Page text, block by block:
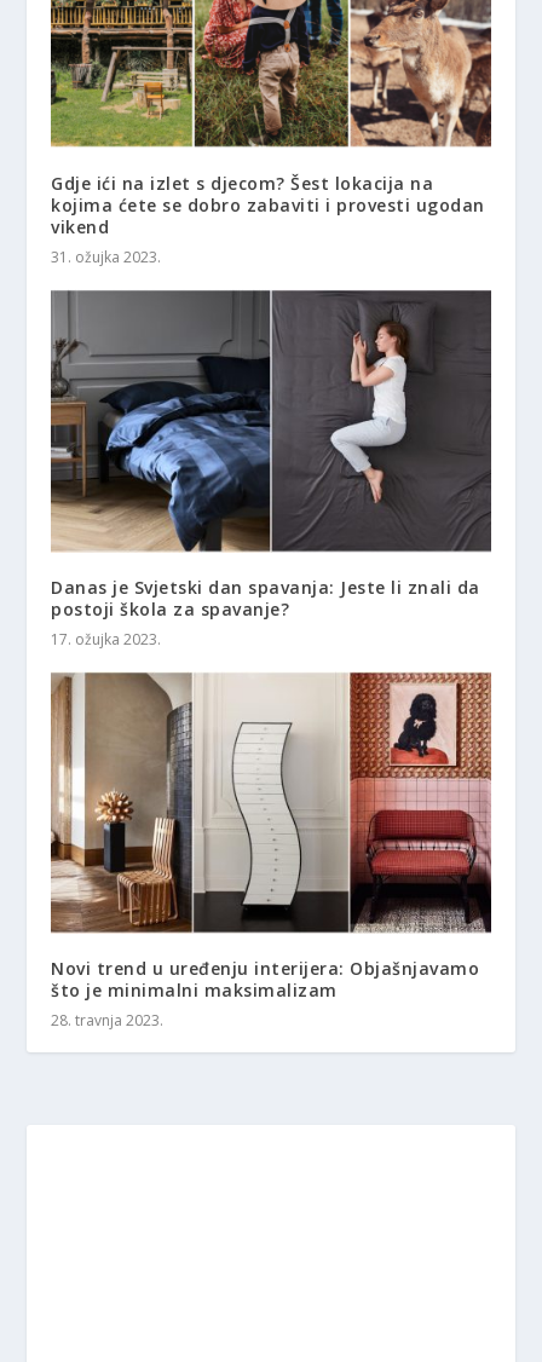
Gdje ići na izlet s djecom? Šest lokacija na
kojima ćete se dobro zabaviti i provesti ugodan
vikend
31. ožujka 2023.
Danas je Svjetski dan spavanja: Jeste li znali da
postoji škola za spavanje?
17. ožujka 2023.
Novi trend u uređenju interijera: Objašnjavamo
što je minimalni maksimalizam
28. travnja 2023.